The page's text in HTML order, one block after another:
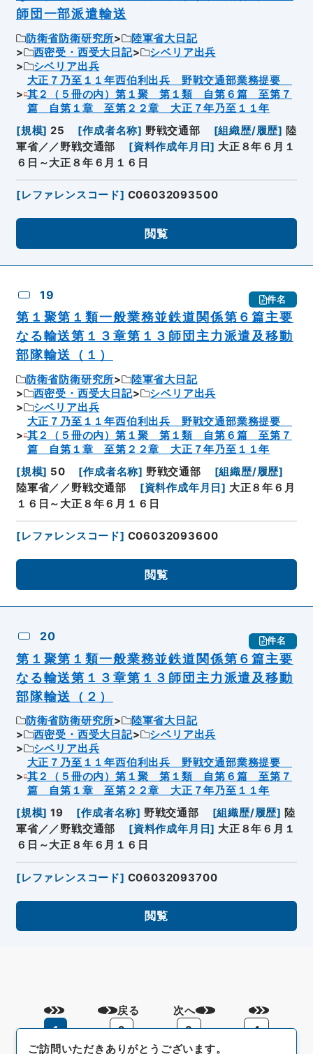
師団一部派遣輸送
防衛省防衛研究所
陸軍省大日記
西密受・西受大日記
シベリア出兵
シベリア出兵
大正７乃至１１年西伯利出兵 野戦交通部業務提要
其２（５冊の内）第１聚 第１類 自第６篇 至第７
篇 自第１章 至第２２章 大正７年乃至１１年
[規模] 25 [作成者名称] 野戦交通部 [組織歴/履歴] 陸
軍省／／野戦交通部
[資料作成年月日] 大正８年６月１
６日～大正８年６月１６日
[レファレンスコード] C06032093500
閲覧
19 件名
第１聚第１類一般業務並鉄道関係第６篇主要
なる輸送第１３章第１３師団主力派遣及移動
部隊輸送（１）
防衛省防衛研究所
陸軍省大日記
西密受・西受大日記
シベリア出兵
シベリア出兵
大正７乃至１１年西伯利出兵 野戦交通部業務提要
其２（５冊の内）第１聚 第１類 自第６篇 至第７
篇 自第１章 至第２２章 大正７年乃至１１年
[規模] 50 [作成者名称] 野戦交通部 [組織歴/履歴]
陸軍省／／野戦交通部
[資料作成年月日] 大正８年６月
１６日～大正８年６月１６日
[レファレンスコード] C06032093600
閲覧
20 件名
第１聚第１類一般業務並鉄道関係第６篇主要
なる輸送第１３章第１３師団主力派遣及移動
部隊輸送（２）
防衛省防衛研究所
陸軍省大日記
西密受・西受大日記
シベリア出兵
シベリア出兵
大正７乃至１１年西伯利出兵 野戦交通部業務提要
其２（５冊の内）第１聚 第１類 自第６篇 至第７
篇 自第１章 至第２２章 大正７年乃至１１年
[規模] 19 [作成者名称] 野戦交通部 [組織歴/履歴] 陸
軍省／／野戦交通部
[資料作成年月日] 大正８年６月１
６日～大正８年６月１６日
[レファレンスコード] C06032093700
閲覧
戻る
1
2 3 4
次へ
ご訪問いただきありがとうございます。